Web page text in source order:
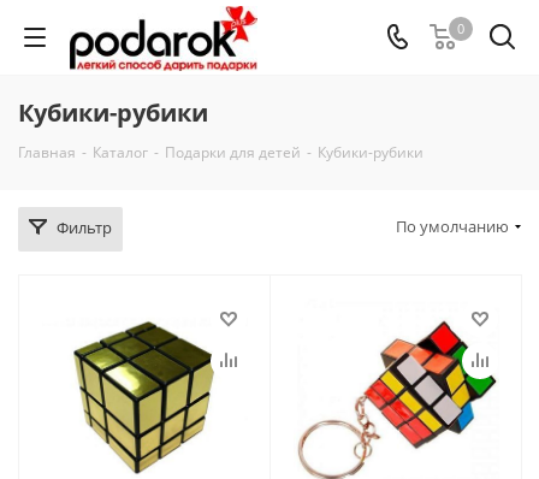
0
Кубики-рубики
Главная - Каталог - Подарки для детей - Кубики-рубики
Фильтр По умолчанию